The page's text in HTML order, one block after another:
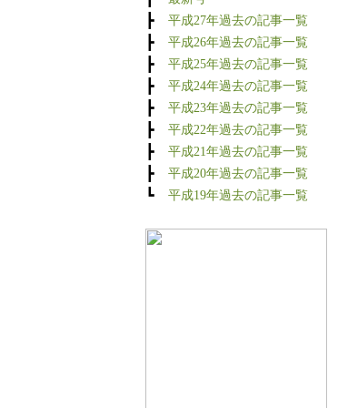
┣ 平成27年過去の記事一覧
┣ 平成26年過去の記事一覧
┣ 平成25年過去の記事一覧
┣ 平成24年過去の記事一覧
┣ 平成23年過去の記事一覧
┣ 平成22年過去の記事一覧
┣ 平成21年過去の記事一覧
┣ 平成20年過去の記事一覧
┗ 平成19年過去の記事一覧